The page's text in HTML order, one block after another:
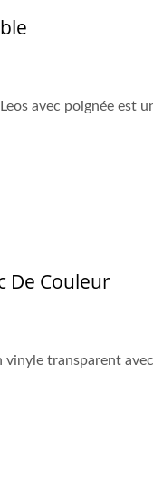
avec poignée
De Couleur
vinyle transparent